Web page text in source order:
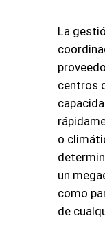
La
centros
o
un
como
de